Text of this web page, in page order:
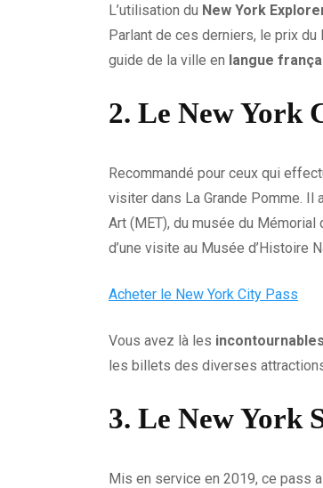
L’utilisation du New York
Parlant de ces derniers, le prix
guide de la ville en langue
2. Le New York
Recommandé pour ceux qui
visiter dans La Grande Pomme. Il
Art (MET), du musée du Mémorial
d’une visite au Musée d’Histoire
Acheter le New York City Pass
Vous avez là les incontournables
les billets des diverses
3. Le New York
Mis en service en 2019, ce pass